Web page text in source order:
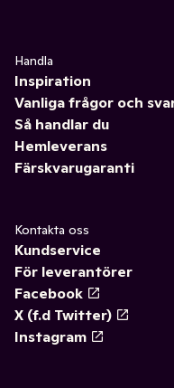
Handla
Inspiration
Vanliga frågor och
Så handlar du
Hemleverans
Färskvarugaranti
Kontakta oss
Kundservice
För leverantörer
Facebook
X (f.d Twitter)
Instagram